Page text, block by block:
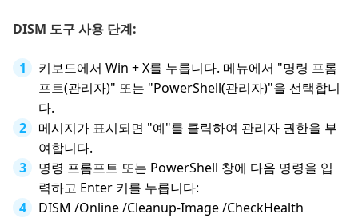
DISM 도구 사용 단계:
키보드에서 Win + X를 누릅니다. 메뉴에서 "명령 프롬
프트(관리자)" 또는 "PowerShell(관리자)"을 선택합니
다.
메시지가 표시되면 "예"를 클릭하여 관리자 권한을 부
여합니다.
명령 프롬프트 또는 PowerShell 창에 다음 명령을 입
력하고 Enter 키를 누릅니다:
DISM /Online /Cleanup-Image /CheckHealth